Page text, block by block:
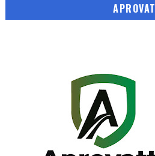
APROVAT